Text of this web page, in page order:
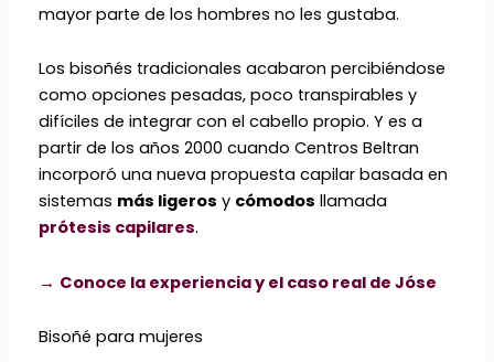
mayor parte de los hombres no les gustaba.
Los bisoñés tradicionales acabaron percibiéndose
como opciones pesadas, poco transpirables y
difíciles de integrar con el cabello propio. Y es a
partir de los años 2000 cuando Centros Beltran
incorporó una nueva propuesta capilar basada en
sistemas más ligeros y cómodos llamada
prótesis capilares.
→ Conoce la experiencia y el caso real de Jóse
Bisoñé para mujeres